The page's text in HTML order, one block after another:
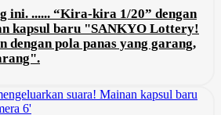
ini. ...... “Kira-kira 1/20” dengan
kapsul baru "SANKYO Lottery!
dengan pola panas yang garang,